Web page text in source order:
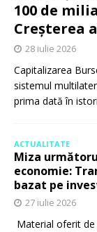
100 de
Creșterea
28 iulie 2026
Capitalizarea
sistemul
prima dată în
ACTUALITATE
Miza
economie:
bazat pe
27 iulie 2026
Material oferit